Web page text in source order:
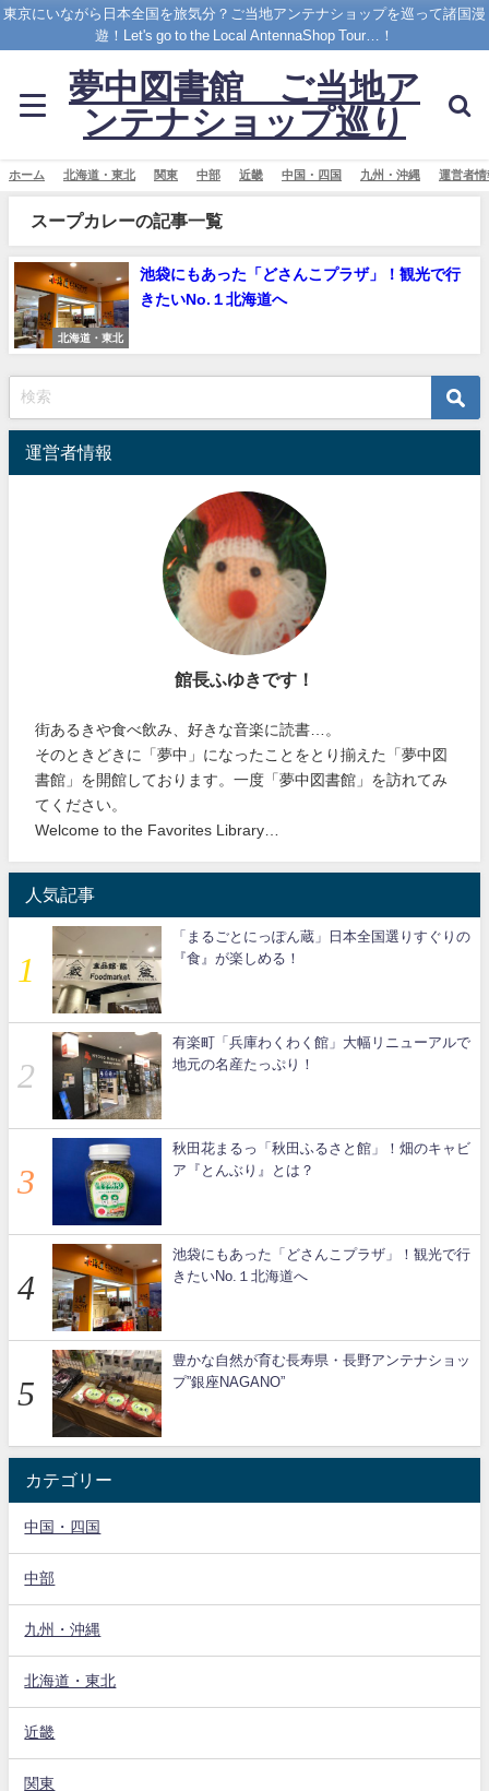
東京にいながら日本全国を旅気分？ご当地アンテナショップを巡って諸国漫
遊！Let's go to the Local AntennaShop Tour…！
夢中図書館 ご当地ア
ンテナショップ巡り
ホーム 北海道・東北 関東 中部 近畿 中国・四国 九州・沖縄 運営者情
スープカレーの記事一覧
北海道・東北
池袋にもあった「どさんこプラザ」！観光で行
きたいNo.１北海道へ
運営者情報
館長ふゆきです！
街あるきや食べ飲み、好きな音楽に読書…。
そのときどきに「夢中」になったことをとり揃えた「夢中図
書館」を開館しております。一度「夢中図書館」を訪れてみ
てください。
Welcome to the Favorites Library…
人気記事
「まるごとにっぽん蔵」日本全国選りすぐりの
『食』が楽しめる！
有楽町「兵庫わくわく館」大幅リニューアルで
地元の名産たっぷり！
秋田花まるっ「秋田ふるさと館」！畑のキャビ
ア『とんぶり』とは？
池袋にもあった「どさんこプラザ」！観光で行
きたいNo.１北海道へ
豊かな自然が育む長寿県・長野アンテナショッ
プ”銀座NAGANO”
カテゴリー
中国・四国
中部
九州・沖縄
北海道・東北
近畿
関東